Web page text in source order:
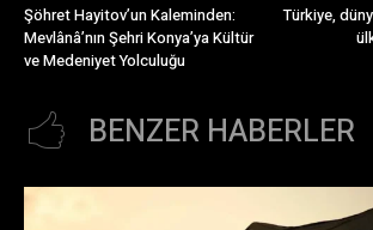
Şöhret Hayitov’un Kaleminden:
Mevlânâ’nın Şehri Konya’ya Kültür
ve Medeniyet Yolculuğu
Türkiye,
BENZER HABERLER